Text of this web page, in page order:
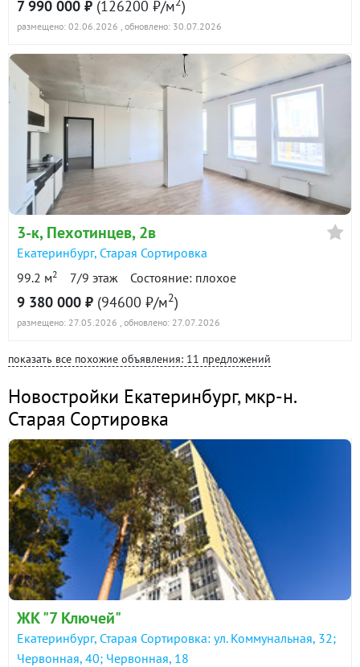
7 990 000 ₽ (126200 ₽/м )
размещено: 02.06.2026 , обновлено: 30.07.2026
3-к, Пехотинцев, 2в
Екатеринбург, Старая Сортировка
99.2 м2 7/9 этаж Состояние: плохое
9 380 000 ₽ (94600 ₽/м2)
размещено: 27.05.2026 , обновлено: 27.07.2026
показать все похожие объявления: 11 предложений
Новостройки Екатеринбург,мкр-н.
Старая Сортировка
ЖК "7 Ключей"
Екатеринбург, Старая Сортировка: ул. Коммунальная, 32;
Червонная, 40; Червонная, 18